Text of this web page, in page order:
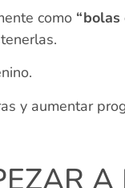
como “bolas
y aumentar
A